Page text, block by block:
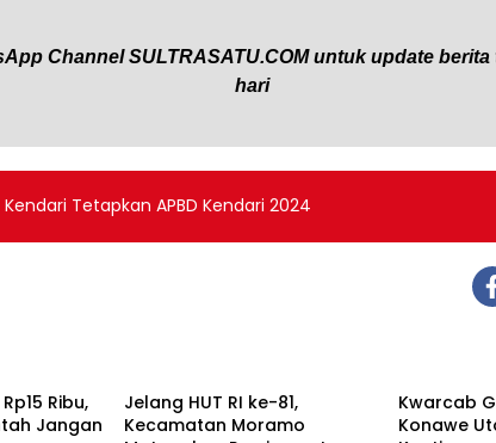
ChannelSULTRASATU.COMuntuk update berita
hari
Tetapkan APBD Kendari 2024
Ribu,
Jangan
‎Jelang HUT RI ke-81,
Kecamatan Moramo
‎Kwarcab
Konawe